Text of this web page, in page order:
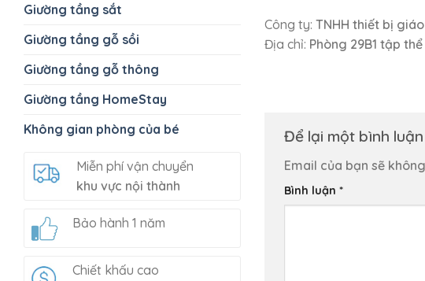
Giường tầng sắt
Giường tầng gỗ sồi
Giường tầng gỗ thông
Giường tầng HomeStay
Không gian phòng của bé
Miễn phí vận chuyển
khu vực nội thành
Bảo hành 1 năm
Chiết khấu cao
Công ty: TNHH thiết bị
Địa chỉ: Phòng 29B1 tập
Để lại một bình luận
Email của bạn sẽ
Bình luận *